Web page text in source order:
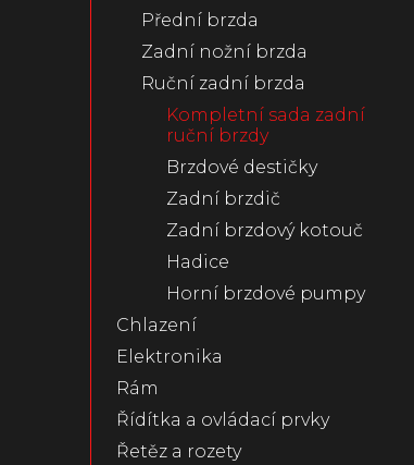
Přední brzda
Zadní nožní brzda
Ruční zadní brzda
Kompletní sada zadní
ruční brzdy
Brzdové destičky
Zadní brzdič
Zadní brzdový kotouč
Hadice
Horní brzdové pumpy
Chlazení
Elektronika
Rám
Řídítka a ovládací prvky
Řetěz a rozety